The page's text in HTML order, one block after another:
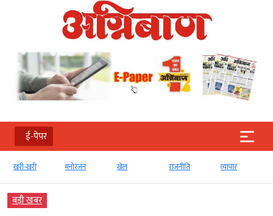
ई-पेपर
खरी-खरी मनोरंजन खेल राजनीति व्‍यापार
बड़ी खबर